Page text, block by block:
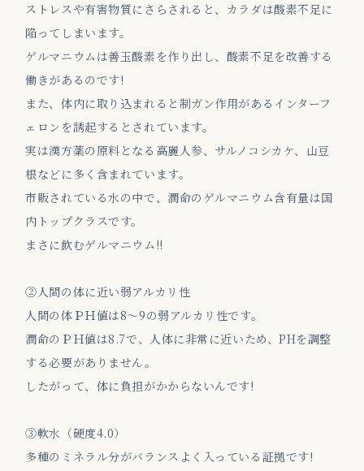
ストレスや有害物質にさらされると、カラダは酸素不足に
陥ってしまいます。
ゲルマニウムは善玉酸素を作り出し、酸素不足を改善する
働きがあるのです!
また、体内に取り込まれると制ガン作用があるインターフ
ェロンを誘起するとされています。
実は漢方薬の原料となる高麗人参、サルノコシカケ、山豆
根などに多く含まれています。
市販されている水の中で、潤命のゲルマニウム含有量は国
内トップクラスです。
まさに飲むゲルマニウム!!
②人間の体に近い弱アルカリ性
人間の体ＰＨ値は8～9の弱アルカリ性です。
潤命のＰＨ値は8.7で、人体に非常に近いため、PHを調整
する必要がありません。
したがって、体に負担がかからないんです!
③軟水（硬度4.0）
多種のミネラル分がバランスよく入っている証拠です!